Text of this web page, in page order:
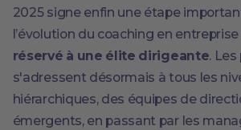
2025 signe enfin une étape
l’évolution du coaching en entreprise
réservé à une élite dirigeante.
s'adressent désormais à tous les
hiérarchiques, des équipes de
émergents, en passant par les